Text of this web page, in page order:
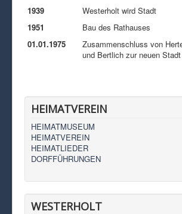
1939
Westerholt wird Stadt
1951
Bau des Rathauses
01.01.1975
Zusammenschluss von
und Bertlich zur neuen
HEIMATVEREIN
HEIMATMUSEUM
HEIMATVEREIN
HEIMATLIEDER
DORFFÜHRUNGEN
WESTERHOLT